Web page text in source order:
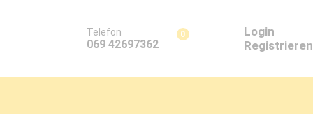
Telefon
069 42697362
0
Login
Registrieren